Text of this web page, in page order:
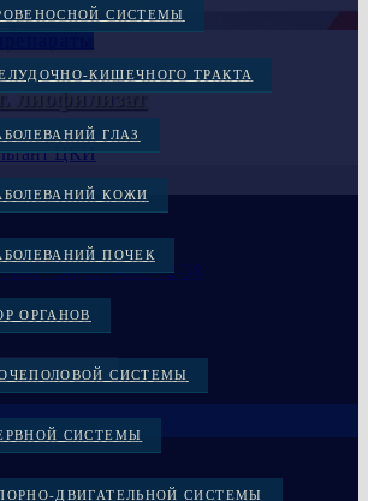
СИСТЕМЫ
КИШЕЧНОГО ТРАКТА
ГЛАЗ
КОЖИ
ПОЧЕК
ОРГАНОВ
СИСТЕМЫ
СИСТЕМЫ
ДВИГАТЕЛЬНОЙ СИСТЕМЫ
ЦКИ
лиофилизат
ЦКИ
Viber +38(097)-869-72-38